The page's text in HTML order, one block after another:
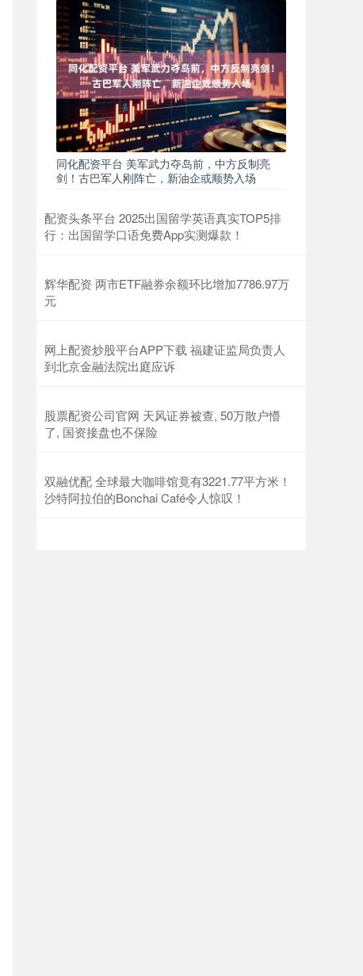
同化配资平台 美军武力夺岛前，中方反制亮
剑！古巴军人刚阵亡，新油企或顺势入场
配资头条平台 2025出国留学英语真实TOP5排
行：出国留学口语免费App实测爆款！
辉华配资 两市ETF融券余额环比增加7786.97万
元
网上配资炒股平台APP下载 福建证监局负责人
到北京金融法院出庭应诉
股票配资公司官网 天风证券被查, 50万散户懵
了, 国资接盘也不保险
双融优配 全球最大咖啡馆竟有3221.77平方米！
沙特阿拉伯的Bonchai Café令人惊叹！